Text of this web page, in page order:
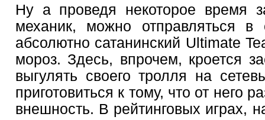
Ну а проведя некоторое время
механик, можно отправляться в
абсолютно сатанинский Ultimate
мороз. Здесь, впрочем, кроется
выгулять своего тролля на
приготовиться к тому, что от него
внешность. В рейтинговых играх,